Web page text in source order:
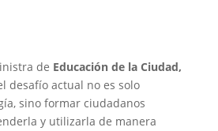
de Educación de la Ciudad,
desafío actual no es solo
sino formar ciudadanos
y utilizarla de manera